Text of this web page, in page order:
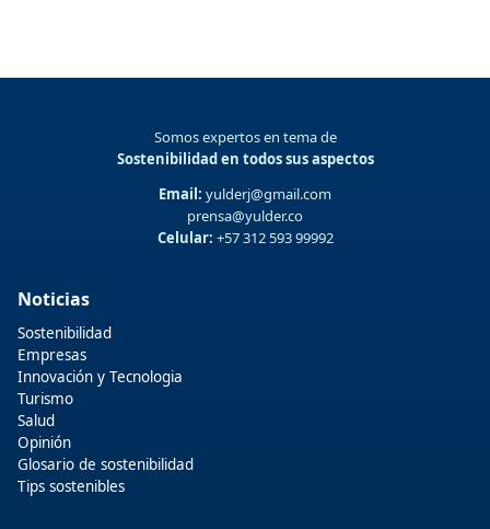
Somos expertos en tema de
Sostenibilidad en todos sus aspectos
Email: yulderj@gmail.com
prensa@yulder.co
Celular: +57 312 593 99992
Noticias
Sostenibilidad
Empresas
Innovación y Tecnologia
Turismo
Salud
Opinión
Glosario de sostenibilidad
Tips sostenibles